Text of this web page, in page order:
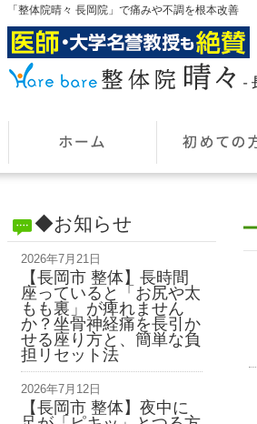
「整体院晴々 長岡院」で痛みや不調を根本改善
◆お知らせ
2026年7月21日
【長岡市 整体】長時間
座っていると「お尻や太
もも裏」が痺れません
か？坐骨神経痛を長引か
せる座り方と、簡単な負
担リセット法
2026年7月12日
【長岡市 整体】夜中に